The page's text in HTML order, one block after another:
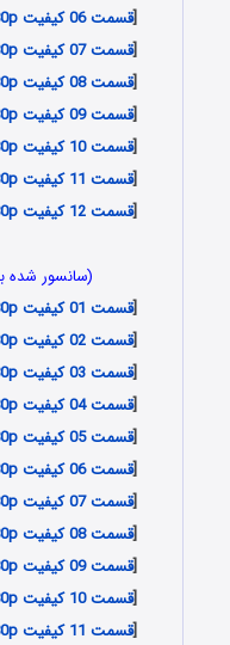
[قسمت 06 کیفیت 1080p
[قسمت 07 کیفیت 1080p
[قسمت 08 کیفیت 1080p
[قسمت 09 کیفیت 1080p
[قسمت 10 کیفیت 1080p
[قسمت 11 کیفیت 1080p
[قسمت 12 کیفیت 1080p
(سانسور شده
[قسمت 01 کیفیت 1080p
[قسمت 02 کیفیت 1080p
[قسمت 03 کیفیت 1080p
[قسمت 04 کیفیت 1080p
[قسمت 05 کیفیت 1080p
[قسمت 06 کیفیت 1080p
[قسمت 07 کیفیت 1080p
[قسمت 08 کیفیت 1080p
[قسمت 09 کیفیت 1080p
[قسمت 10 کیفیت 1080p
[قسمت 11 کیفیت 1080p